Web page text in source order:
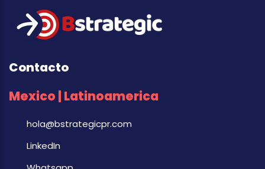
Contacto
Mexico | Latinoamerica
hola@bstrategicpr.com
LinkedIn